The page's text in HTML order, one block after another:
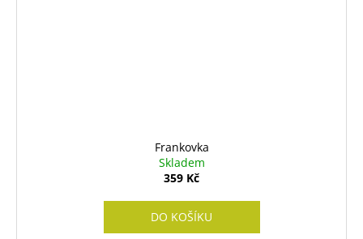
Frankovka
Skladem
359 Kč
DO KOŠÍKU